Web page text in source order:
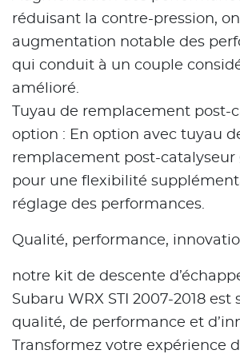
réduisant la contre-pression,
augmentation notable des
qui conduit à un couple
amélioré.
Tuyau de remplacement post-
option : En option avec tuyau
remplacement post-catalyseur
pour une flexibilité
réglage des performances.
Qualité, performance,
notre kit de descente
Subaru WRX STI 2007-2018 est
qualité, de performance et
Transformez votre expérience